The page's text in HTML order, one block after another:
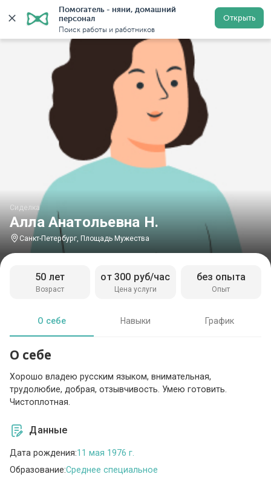
Помогатель - няни, домашний
персонал
Поиск работы и работников
Открыть
Главная Сиделки Сиделки в Санкт-Петербурге
Алла Анатольевна Н.
Сиделка
Санкт-Петербург, Площадь Мужества
Возраст
50 лет
Цена услуги
от 300 руб/час
Опыт
без опыта
О себе Навыки График
О себе
Хорошо владею русским языком, внимательная,
трудолюбие, добрая, отзывчивость. Умею готовить.
Чистоплотная.
Данные
Дата рождения:11 мая 1976 г.
Образование:Среднее специальное